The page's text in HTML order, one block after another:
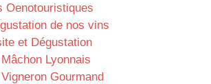
Oenotouristiques
de nos vins
et Dégustation
Lyonnais
Gourmand